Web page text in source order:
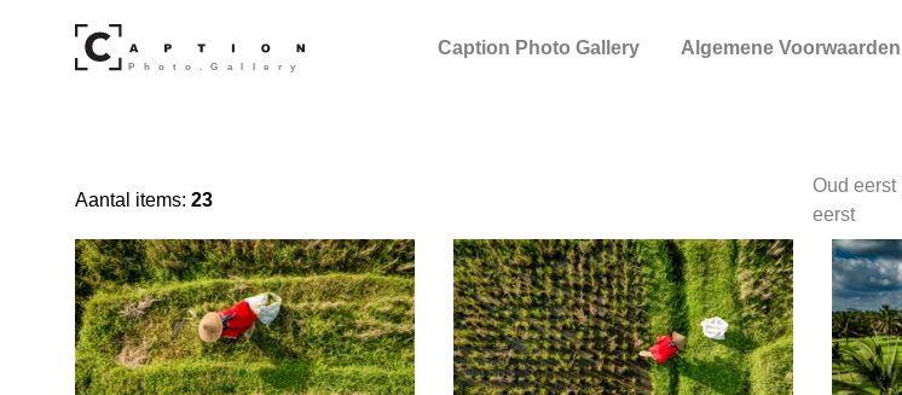
Caption Photo Gallery Algemene Voorwaarden
Aantal items: 23
Oud eerst|
eerst